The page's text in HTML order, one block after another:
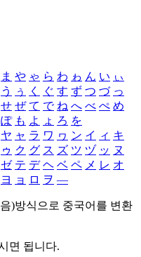
ま や ゃ ら わ ゎ ん い ぃ
う ぅ く ぐ す ず つ づ っ
せ ぜ て で ね へ べ ぺ め
ぽ も よ ょ ろ を
ヤ ャ ラ ワ ヮ ン イ ィ キ
ゥ ク グ ス ズ ツ ヅ ッ ヌ
ゼ テ デ ヘ ベ ペ メ レ オ
ヨ ョ ロ ヲ ―
)방식으로 중국어를 변환
면 됩니다.